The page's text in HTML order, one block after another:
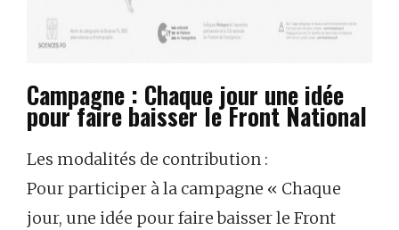
Campagne : Chaque jour une idée
pour faire baisser le Front National
Les modalités de contribution :
Pour participer à la campagne « Chaque
jour, une idée pour faire baisser le Front